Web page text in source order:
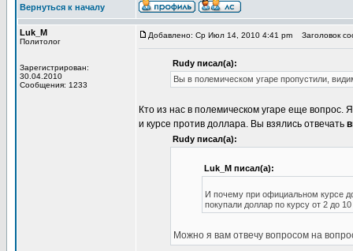
Вернуться к началу
Luk_M
Политолог
Зарегистрирован:
30.04.2010
Сообщения: 1233
Добавлено: Ср Июл 14, 2010 4:41 pm Заголовок
Rudy писал(а):
Вы в полемическом угаре пропустили,
Кто из нас в полемическом угаре еще
и курсе против доллара. Вы взялись отвечать
Rudy писал(а):
Luk_M писал(а):
И почему при официальном курсе
покупали доллар по курсу от 2 до
Можно я вам отвечу вопросом на